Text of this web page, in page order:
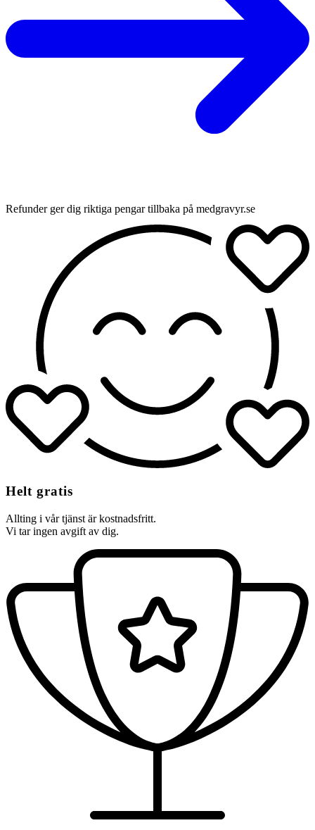
Refunder ger dig riktiga pengar tillbaka på medgravyr.se
Helt gratis
Allting i vår tjänst är kostnadsfritt.
Vi tar ingen avgift av dig.